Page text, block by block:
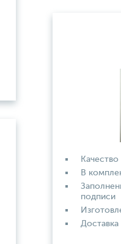
Качество
В
подписи
Доставка